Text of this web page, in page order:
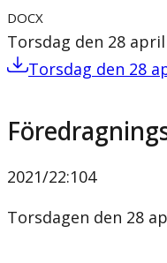
DOCX
Torsdag den 28 april
Torsdag den 28
2021/22:104
Torsdagen den 28